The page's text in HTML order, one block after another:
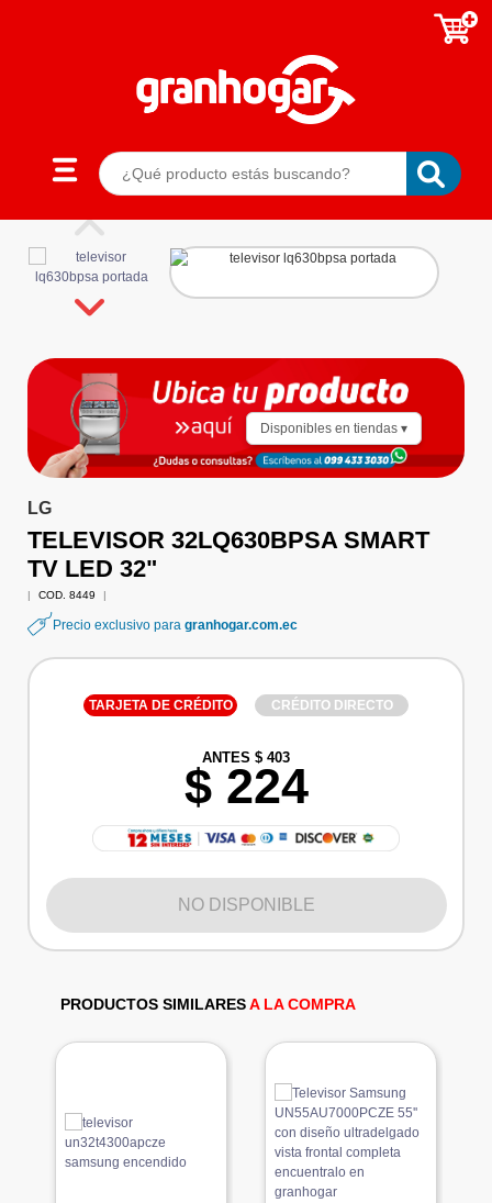
Disponibles en tiendas ▾
LG
TELEVISOR 32LQ630BPSA SMART
TV LED 32"
COD. 8449
Precio exclusivo para granhogar.com.ec
TARJETA DE CRÉDITO CRÉDITO DIRECTO
ANTES $ 403
$ 224
NO DISPONIBLE
PRODUCTOS SIMILARESA LA COMPRA